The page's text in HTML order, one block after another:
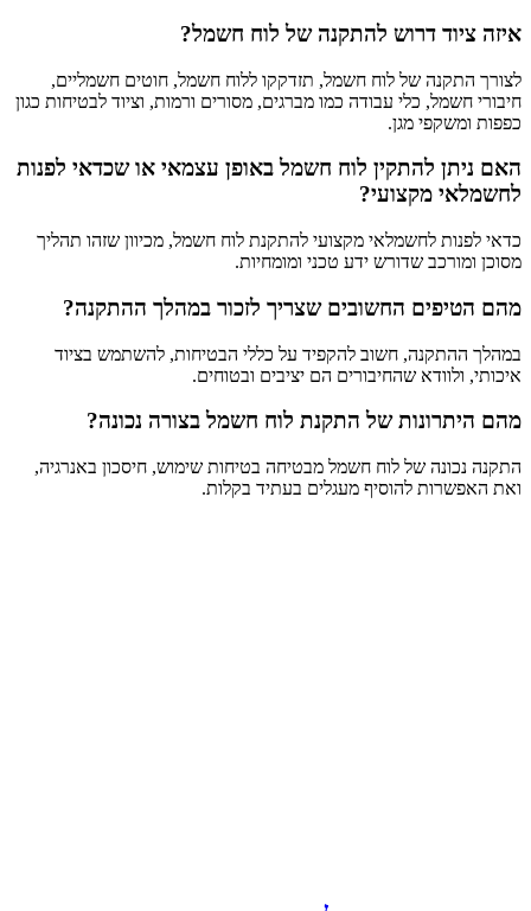
איזה ציוד דרוש להתקנה של לוח חשמל?
לצורך התקנה של לוח חשמל, תזדקקו ללוח חשמל, חוטים חשמליים,
חיבורי חשמל, כלי עבודה כמו מברגים, מסורים ורמות, וציוד לבטיחות כגון
כפפות ומשקפי מגן.
האם ניתן להתקין לוח חשמל באופן עצמאי או שכדאי לפנות
לחשמלאי מקצועי?
כדאי לפנות לחשמלאי מקצועי להתקנת לוח חשמל, מכיוון שזהו תהליך
מסוכן ומורכב שדורש ידע טכני ומומחיות.
מהם הטיפים החשובים שצריך לזכור במהלך ההתקנה?
במהלך ההתקנה, חשוב להקפיד על כללי הבטיחות, להשתמש בציוד
איכותי, ולוודא שהחיבורים הם יציבים ובטוחים.
מהם היתרונות של התקנת לוח חשמל בצורה נכונה?
התקנה נכונה של לוח חשמל מבטיחה בטיחות שימוש, חיסכון באנרגיה,
ואת האפשרות להוסיף מעגלים בעתיד בקלות.